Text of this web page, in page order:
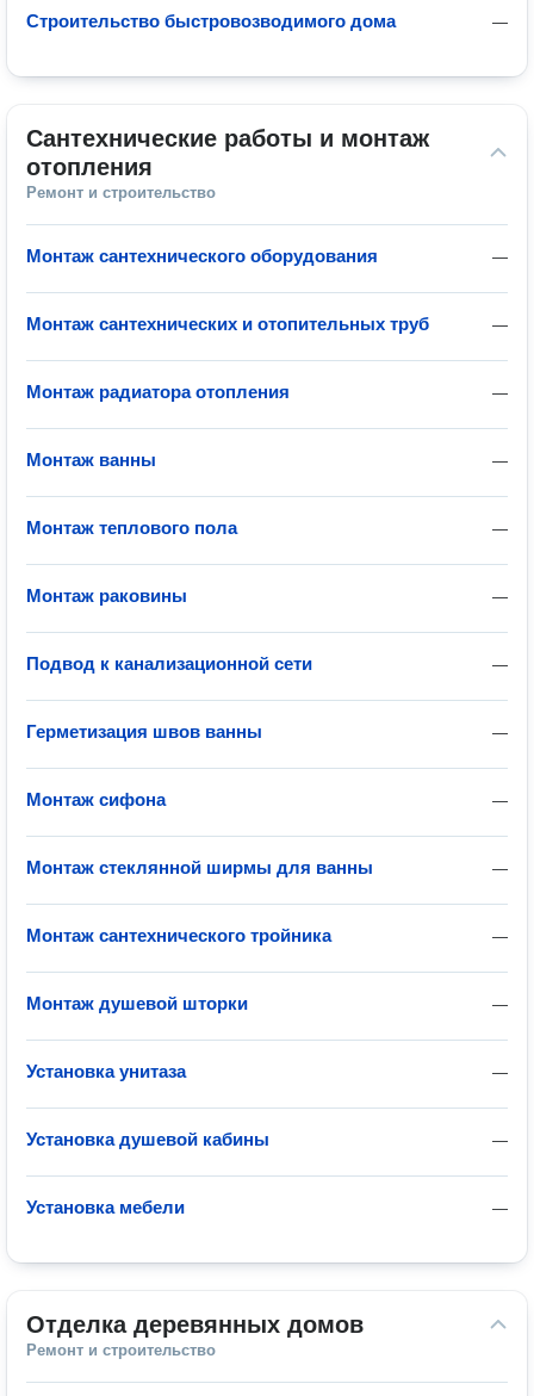
—
Строительство быстровозводимого дома
Сантехнические работы и монтаж
отопления
Ремонт и строительство
—
Монтаж сантехнического оборудования
—
Монтаж сантехнических и отопительных труб
—
Монтаж радиатора отопления
—
Монтаж ванны
—
Монтаж теплового пола
—
Монтаж раковины
—
Подвод к канализационной сети
—
Герметизация швов ванны
—
Монтаж сифона
—
Монтаж стеклянной ширмы для ванны
—
Монтаж сантехнического тройника
—
Монтаж душевой шторки
—
Установка унитаза
—
Установка душевой кабины
—
Установка мебели
Отделка деревянных домов
Ремонт и строительство